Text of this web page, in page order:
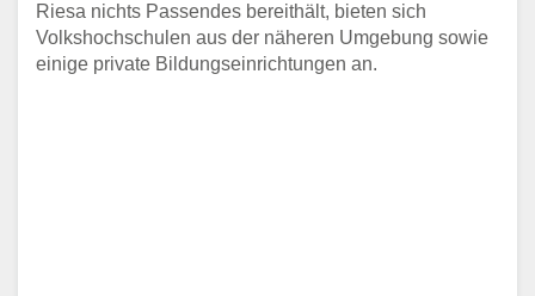
Riesa nichts Passendes bereithält, bieten sich
Volkshochschulen aus der näheren Umgebung sowie
einige private Bildungseinrichtungen an.